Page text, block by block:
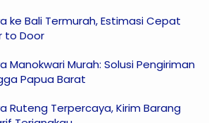
ke Bali Termurah, Estimasi Cepat
to Door
Manokwari Murah: Solusi Pengiriman
Papua Barat
Ruteng Terpercaya, Kirim Barang